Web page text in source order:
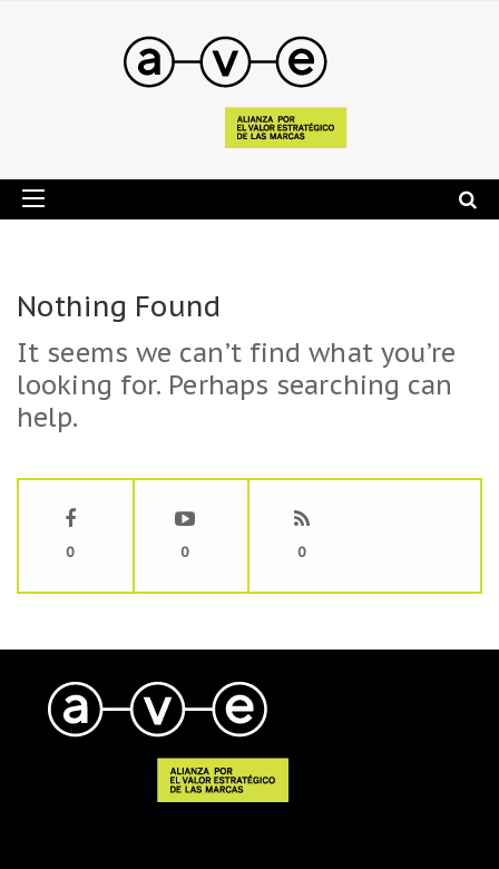
Nothing Found
It seems we can’t find what you’re
looking for. Perhaps searching can
help.
0 0 0